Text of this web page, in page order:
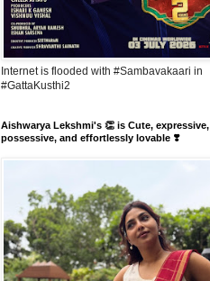
Internet is flooded with #Sambavakaari in
#GattaKusthi2
Aishwarya Lekshmi's 👏 is Cute, expressive,
possessive, and effortlessly lovable ❣️